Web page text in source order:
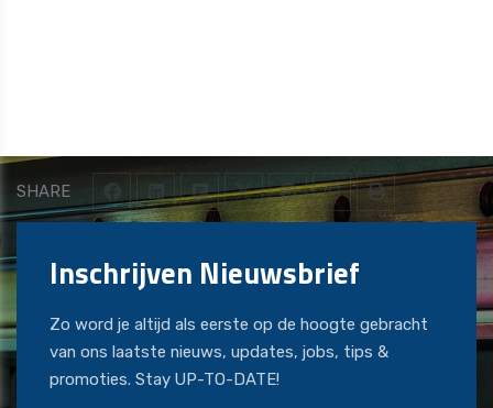
SHARE
Inschrijven Nieuwsbrief
Zo word je altijd als eerste op de hoogte gebracht
van ons laatste nieuws, updates, jobs, tips &
promoties. Stay UP-TO-DATE!